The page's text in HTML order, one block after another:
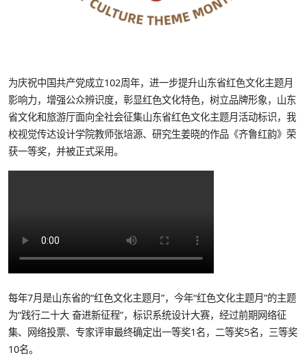
为庆祝中国共产党成立102周年，进一步提升山东省红色文化主题月
影响力，增强公众辨识度，彰显红色文化特色，树立品牌形象，山东
省文化和旅游厅面向全社会征集山东省红色文化主题月活动标识，我
校视觉传达设计学院教师张培源、研究生姜晓的作品《齐鲁红韵》荣
获一等奖，并被正式采用。
每年7月是山东省的“红色文化主题月”，今年“红色文化主题月”的主题
为“践行二十大 奋进新征程”，标识系统设计大赛，经过前期网络征
集、网络投票、专家评审最终确定出一等奖1名，二等奖5名，三等奖
10名。